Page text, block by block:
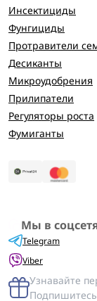
Инсектициды
Фунгициды
Протравители
Десиканты
Микроудобрения
Прилипатели
Регуляторы роста
Фумиганты
Мы в
Telegram
Viber
Узнавайте